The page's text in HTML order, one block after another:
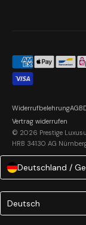
© 2026 Prestige
HRB 34130 AG
WiderrufbelehrungAGB
Vertrag widerrufen
Deutschland /
Language
Deutsch